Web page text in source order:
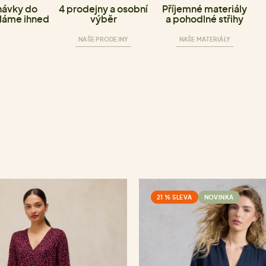
do
ihned
4 prodejny a osobní
výběr
NAŠE PRODEJNY
Příjemné materiály
a pohodlné střihy
NAŠE MATERIÁLY
21 % SLEVA NOVINKA